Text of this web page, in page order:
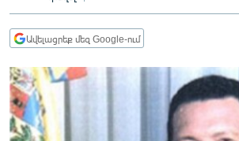
ՀԱՍԱՐԱԿՈՒԹՅՈՒՆ
ՏՆՏԵՍՈՒԹՅՈՒՆ
ՂԱՐԱԲԱՂ
ՊԱՏԵՐԱԶՄԻ 6 ՇԱԲԱԹՆԵՐԸ
ՏԱՐԱԾԱՇՐՋԱՆ
Ավելացրեք մեզ Google-ում